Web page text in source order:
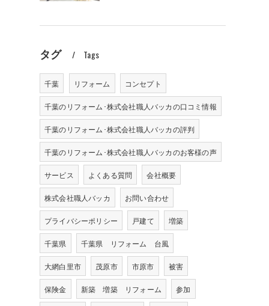
タグ Tags
千葉 リフォーム コンセプト
千葉のリフォーム･株式会社職人バッカの口コミ情報
千葉のリフォーム･株式会社職人バッカの評判
千葉のリフォーム･株式会社職人バッカのお客様の声
サービス よくある質問 会社概要
株式会社職人バッカ お問い合わせ
プライバシーポリシー 戸建て 増築
千葉県 千葉県 リフォーム 台風
大網白里市 茂原市 市原市 被害
保険金 新築 増築 リフォーム 参加